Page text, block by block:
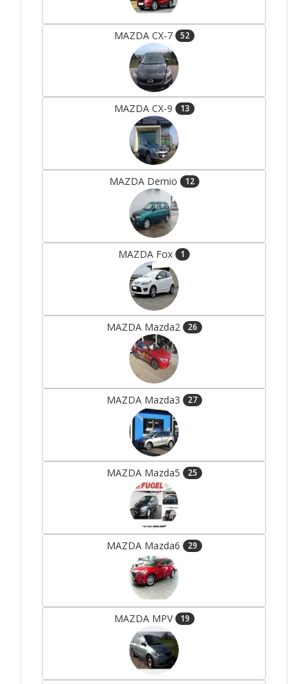
MAZDA CX-7 52
MAZDA CX-9 13
MAZDA Demio 12
MAZDA Fox 1
MAZDA Mazda2 26
MAZDA Mazda3 27
MAZDA Mazda5 25
MAZDA Mazda6 29
MAZDA MPV 19